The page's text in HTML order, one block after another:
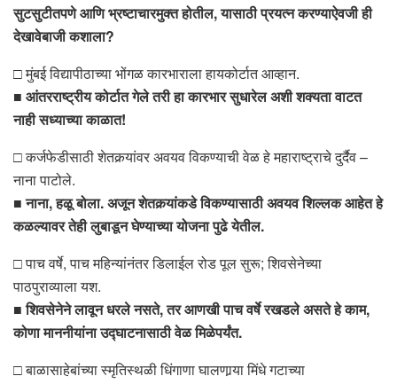
सुटसुटीतपणे आणि भ्रष्टाचारमुक्त होतील, यासाठी प्रयत्न करण्याऐवजी ही
देखावेबाजी कशाला?
□ मुंबई विद्यापीठाच्या भोंगळ कारभाराला हायकोर्टात आव्हान.
■ आंतरराष्ट्रीय कोर्टात गेले तरी हा कारभार सुधारेल अशी शक्यता वाटत
नाही सध्याच्या काळात!
□ कर्जफेडीसाठी शेतकर्‍यांवर अवयव विकण्याची वेळ हे महाराष्ट्राचे दुर्दैव –
नाना पाटोले.
■नाना, हळू बोला. अजून शेतकर्‍यांकडे विकण्यासाठी अवयव शिल्लक आहेत हे
कळल्यावर तेही लुबाडून घेण्याच्या योजना पुढे येतील.
□ पाच वर्षे, पाच महिन्यांनंतर डिलाईल रोड पूल सुरू; शिवसेनेच्या
पाठपुराव्याला यश.
■शिवसेनेने लावून धरले नसते, तर आणखी पाच वर्षे रखडले असते हे काम,
कोणा माननीयांना उद्घाटनासाठी वेळ मिळेपर्यंत.
□ बाळासाहेबांच्या स्मृतिस्थळी धिंगाणा घालणार्‍या मिंधे गटाच्या